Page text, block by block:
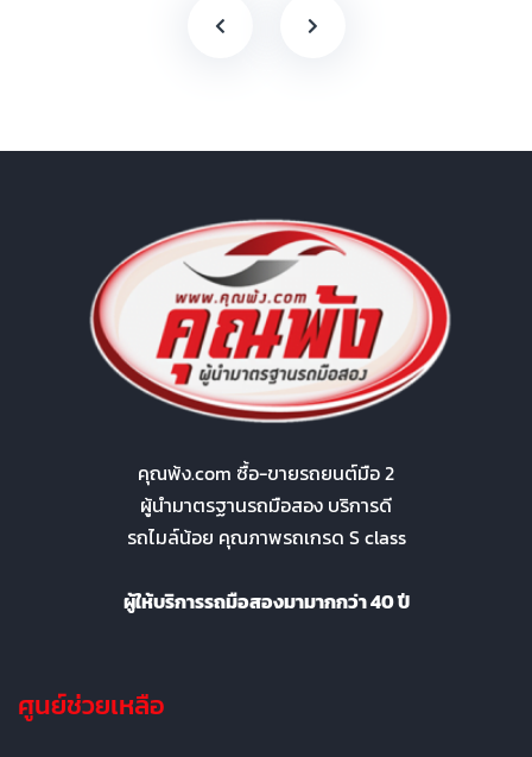
คุณพ้ง.com ซื้อ-ขายรถยนต์มือ 2
ผู้นำมาตรฐานรถมือสอง บริการดี
รถไมล์น้อย คุณภาพรถเกรด S class
ผู้ให้บริการรถมือสองมามากกว่า 40 ปี
ศูนย์ช่วยเหลือ